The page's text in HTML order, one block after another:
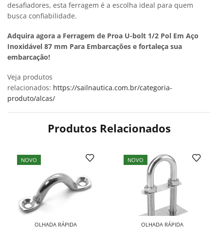
desafiadores, esta ferragem é a escolha ideal para quem
busca confiabilidade.
Adquira agora a Ferragem de Proa U-bolt 1/2 Pol Em Aço
Inoxidável 87 mm Para Embarcações e fortaleça sua
embarcação!
Veja produtos
relacionados: https://sailnautica.com.br/categoria-
produto/alcas/
Produtos Relacionados
NOVO
OLHADA RÁPIDA
NOVO
OLHADA RÁPIDA